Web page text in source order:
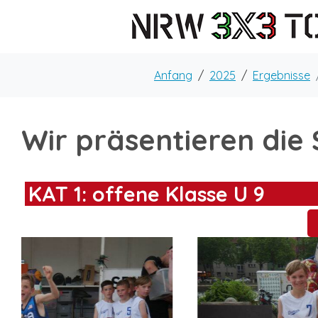
Anfang 2025 Ergebnisse
Wir präsentieren die
KAT 1: offene Klasse U 9